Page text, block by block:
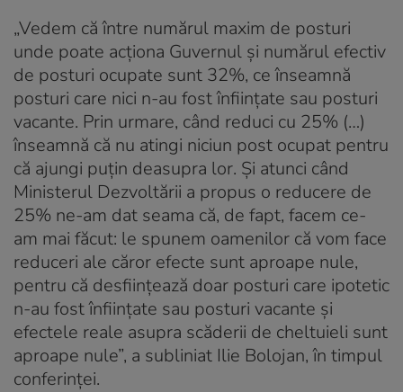
„Vedem că între numărul maxim de posturi
unde poate acţiona Guvernul şi numărul efectiv
de posturi ocupate sunt 32%, ce înseamnă
posturi care nici n-au fost înfiinţate sau posturi
vacante. Prin urmare, când reduci cu 25% (…)
înseamnă că nu atingi niciun post ocupat pentru
că ajungi puţin deasupra lor. Şi atunci când
Ministerul Dezvoltării a propus o reducere de
25% ne-am dat seama că, de fapt, facem ce-
am mai făcut: le spunem oamenilor că vom face
reduceri ale căror efecte sunt aproape nule,
pentru că desfiinţează doar posturi care ipotetic
n-au fost înfiinţate sau posturi vacante şi
efectele reale asupra scăderii de cheltuieli sunt
aproape nule”, a subliniat Ilie Bolojan, în timpul
conferinței.